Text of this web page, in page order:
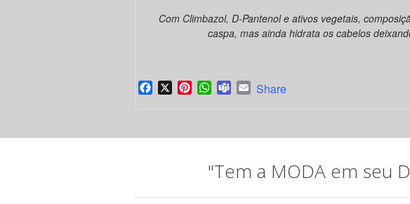
Com Climbazol, D-Pantenol e ativos vegetais,
caspa, mas ainda hidrata os cabelos
Facebook
X PinterestWhatsApp
TeamsEmail
Share
"Tem a MODA em seu